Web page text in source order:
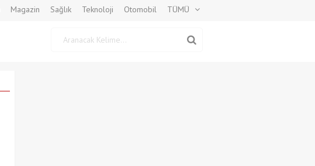
Magazin Sağlık Teknoloji Otomobil TÜMÜ